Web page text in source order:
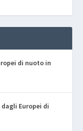
di nuoto in
Europei di